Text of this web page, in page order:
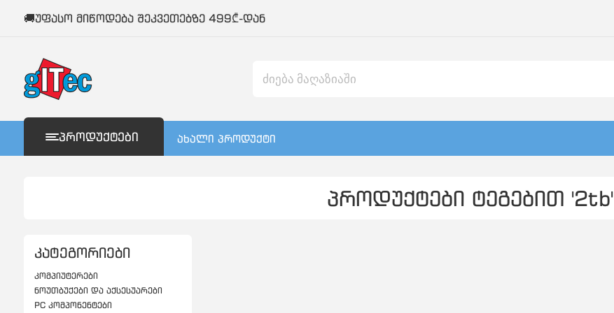
🚚უფასო მიწოდება შეკვეთებზე 499₾-დან
ᲞᲠᲝᲓᲣᲥᲢᲔᲑᲘ ახალი პროდუქტი
კატეგორიები
კომპიუტერები
ნოუთბუქები და აქსესუარები
PC კომპონენტები
პროდუქტები ტეგებით '2tb'